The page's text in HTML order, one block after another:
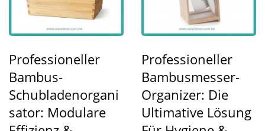
Professioneller
Bambus-
Schubladenorgani
Sator: Modulare
Professioneller
Bambusmesser-
Organizer: Die
Ultimative Lösung